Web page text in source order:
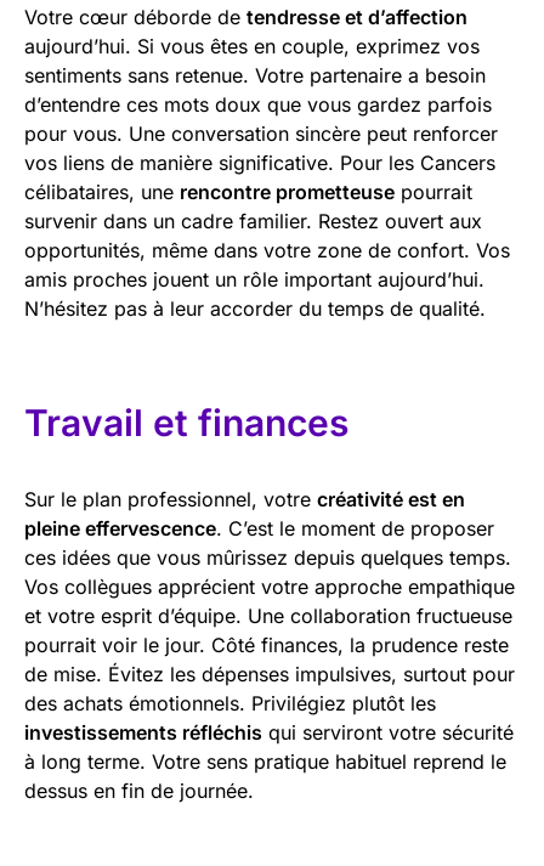
Votre cœur déborde de tendresse et d’affection
aujourd’hui. Si vous êtes en couple, exprimez vos
sentiments sans retenue. Votre partenaire a besoin
d’entendre ces mots doux que vous gardez parfois
pour vous. Une conversation sincère peut renforcer
vos liens de manière significative. Pour les Cancers
célibataires, une rencontre prometteuse pourrait
survenir dans un cadre familier. Restez ouvert aux
opportunités, même dans votre zone de confort. Vos
amis proches jouent un rôle important aujourd’hui.
N’hésitez pas à leur accorder du temps de qualité.
Travail et finances
Sur le plan professionnel, votre créativité est en
pleine effervescence. C’est le moment de proposer
ces idées que vous mûrissez depuis quelques temps.
Vos collègues apprécient votre approche empathique
et votre esprit d’équipe. Une collaboration fructueuse
pourrait voir le jour. Côté finances, la prudence reste
de mise. Évitez les dépenses impulsives, surtout pour
des achats émotionnels. Privilégiez plutôt les
investissements réfléchis qui serviront votre sécurité
à long terme. Votre sens pratique habituel reprend le
dessus en fin de journée.